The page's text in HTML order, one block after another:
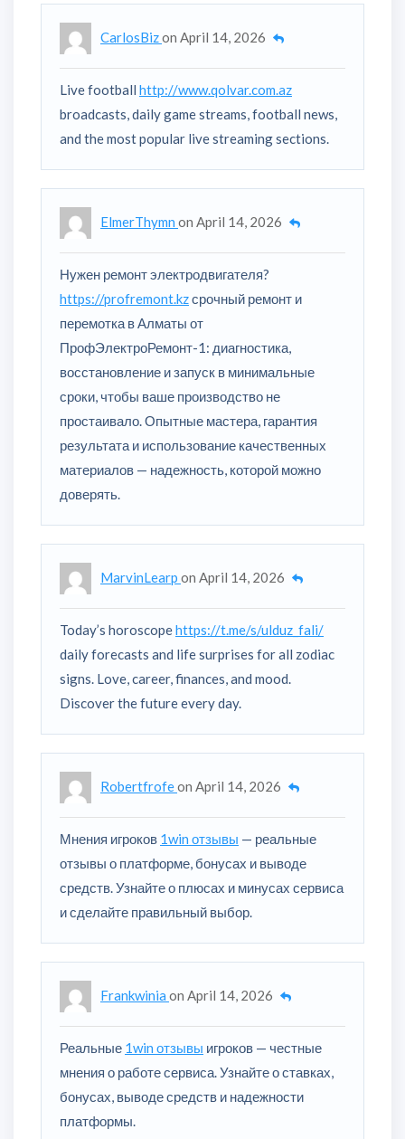
CarlosBizon April 14, 2026
Live football http://www.qolvar.com.az
broadcasts, daily game streams, football news,
and the most popular live streaming sections.
ElmerThymn on April 14, 2026
Нужен ремонт электродвигателя?
https://profremont.kzсрочный ремонт и
перемотка в Алматы от
ПрофЭлектроРемонт-1: диагностика,
восстановление и запуск в минимальные
сроки, чтобы ваше производство не
простаивало. Опытные мастера, гарантия
результата и использование качественных
материалов — надежность, которой можно
доверять.
MarvinLearp on April 14, 2026
Today’s horoscopehttps://t.me/s/ulduz_fali/
daily forecasts and life surprises for all zodiac
signs. Love, career, finances, and mood.
Discover the future every day.
Robertfrofeon April 14, 2026
Мнения игроков 1win отзывы — реальные
отзывы о платформе, бонусах и выводе
средств. Узнайте о плюсах и минусах сервиса
и сделайте правильный выбор.
Frankwinia on April 14, 2026
Реальные 1win отзывы игроков — честные
мнения о работе сервиса. Узнайте о ставках,
бонусах, выводе средств и надежности
платформы.